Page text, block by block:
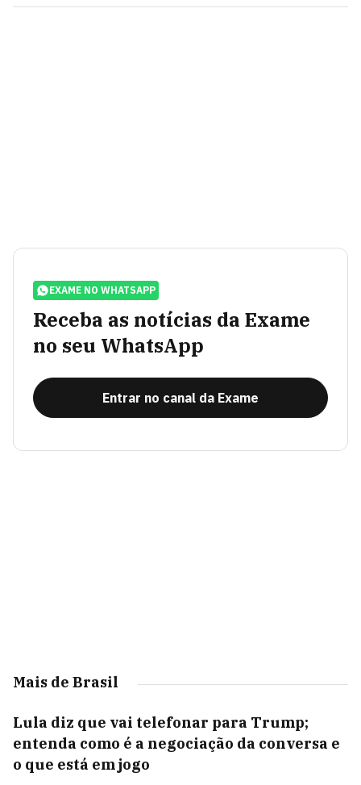
EXAME NO WHATSAPP
Receba as notícias da Exame
no seu WhatsApp
Entrar no canal da Exame
Mais de Brasil
Lula diz que vai telefonar para Trump;
entenda como é a negociação da conversa e
o que está em jogo